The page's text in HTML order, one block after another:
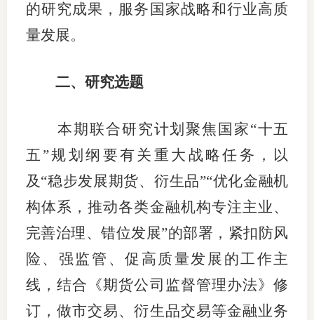
行业投
的研究成果，服务国家战略和行业高质
量发展。
二、研究选题
本期联合研究计划 聚焦 国家“十五
五”规划纲要有关 重大战略任务，以
及 “稳步发展期货、衍生品”“优化金融机
构体系，推动各类金融机构专注主业、
完善治理、错位发展”的部署， 紧扣 防风
险 、 强监管 、促高质量发展 的工作主
线 ， 结合《期货公司监督管理办法》修
订， 做市交易、衍生品交易等金融业务